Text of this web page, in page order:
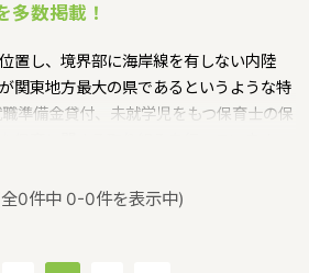
多数掲載！
置し、境界部に海岸線を有しない内陸
関東地方最大の県であるというような特
準備金貸付、未就学児をもつ保育士の保
施設あり、保育士求人倍率が3.02とな
現在）栃木県の市町村は25。栃木県の
0件中 0-0件を表示中)